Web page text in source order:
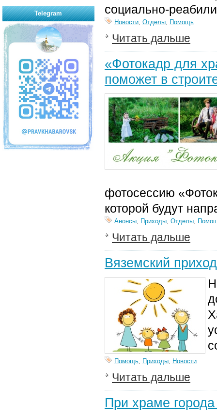
социально-
Новости, Отделы, Помощь
Читать дальше
«Фотокадр для
поможет в
фотосессию
которой будут
Анонсы, Приходы, Отделы,
Читать дальше
Вяземский
Помощь, Приходы, Новости
Читать дальше
При храме
Telegram